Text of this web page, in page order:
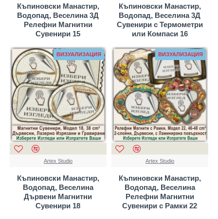
Къпиновски Манастир,
Водопад, Веселина 3Д
Релефни Магнитни
Сувенири 15
Къпиновски Манастир,
Водопад, Веселина 3Д
Сувенири с Термометри
или Компаси 16
ВИЗУАЛИЗАЦИЯ
Artex Studio
Къпиновски Манастир,
Водопад, Веселина
Дървени Магнитни
Сувенири 18
ВИЗУАЛИЗАЦИЯ
Artex Studio
Къпиновски Манастир,
Водопад, Веселина
Релефни Магнитни
Сувенири с Рамки 22